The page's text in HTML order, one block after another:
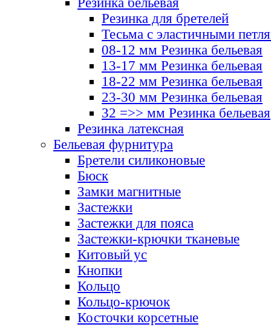
Резинка для бретелей
Тесьма с эластичными
08-12 мм Резинка бельевая
13-17 мм Резинка бельевая
18-22 мм Резинка бельевая
23-30 мм Резинка бельевая
32 =>> мм Резинка бельевая
Резинка латексная
Бельевая фурнитура
Бретели силиконовые
Бюск
Замки магнитные
Застежки
Застежки для пояса
Застежки-крючки тканевые
Китовый ус
Кнопки
Кольцо
Кольцо-крючок
Косточки корсетные